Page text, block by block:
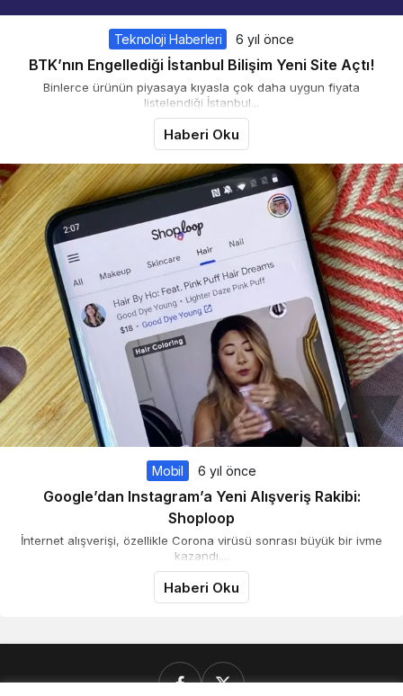
Teknoloji Haberleri 6 yıl önce
BTK’nın Engellediği İstanbul Bilişim Yeni Site Açtı!
Binlerce ürünün piyasaya kıyasla çok daha uygun fiyata
listelendiği İstanbul...
Haberi Oku
Mobil 6 yıl önce
Google’dan Instagram’a Yeni Alışveriş Rakibi:
Shoploop
İnternet alışverişi, özellikle Corona virüsü sonrası büyük bir ivme
kazandı....
Haberi Oku